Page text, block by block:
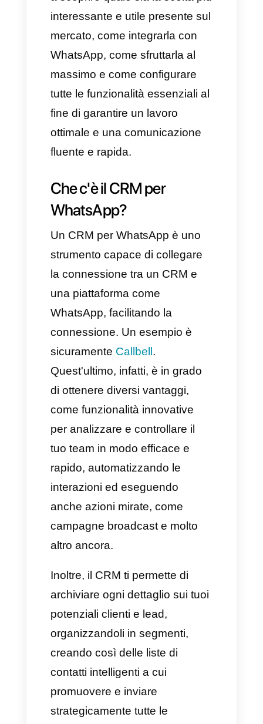
In questo nuovo articolo,
desideriamo condividere con
voi delle informazioni rilevanti
su CRM e WhatsApp. Andremo
a scoprire quale sia la scelta più
interessante e utile presente sul
mercato, come integrarla con
WhatsApp, come sfruttarla al
massimo e come configurare
tutte le funzionalità essenziali al
fine di garantire un lavoro
ottimale e una comunicazione
fluente e rapida.
Che c'è il CRM per
WhatsApp?
Un CRM per WhatsApp è uno
strumento capace di collegare
la connessione tra un CRM e
una piattaforma come
WhatsApp, facilitando la
connessione. Un esempio è
sicuramenteCallbell.
Quest'ultimo, infatti, è in grado
di ottenere diversi vantaggi,
come funzionalità innovative
per analizzare e controllare il
tuo team in modo efficace e